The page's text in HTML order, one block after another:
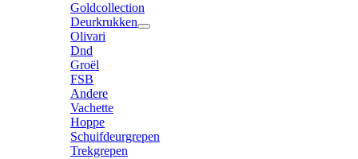
Goldcollection
Deurkrukken
Olivari
Dnd
Groël
FSB
Andere
Vachette
Hoppe
Schuifdeurgrepen
Trekgrepen